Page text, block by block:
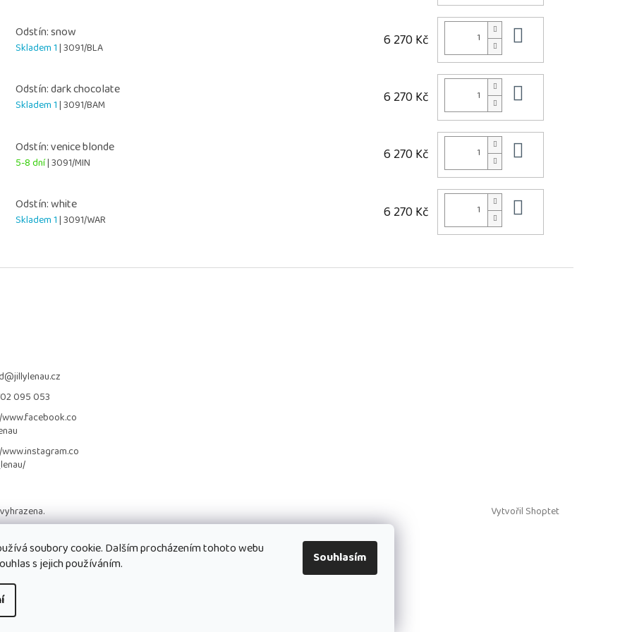
soubory cookie. Dalším procházením tohoto webu
s jejich používáním.
Souhlasím
Odstín: snow
Skladem 1| 3091/BLA 6 270 Kč
Odstín: dark chocolate
Skladem 1| 3091/BAM 6 270 Kč
Odstín: venice blonde
5-8 dní| 3091/MIN 6 270 Kč
Odstín: white
Skladem 1| 3091/WAR 6 270 Kč
@jillylenau.cz
095 053
Vytvořil Shoptet